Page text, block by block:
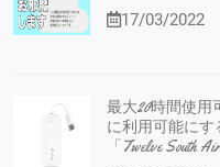
17/03/2022
最大20時間使用
に利用可能にす
「Twelve South